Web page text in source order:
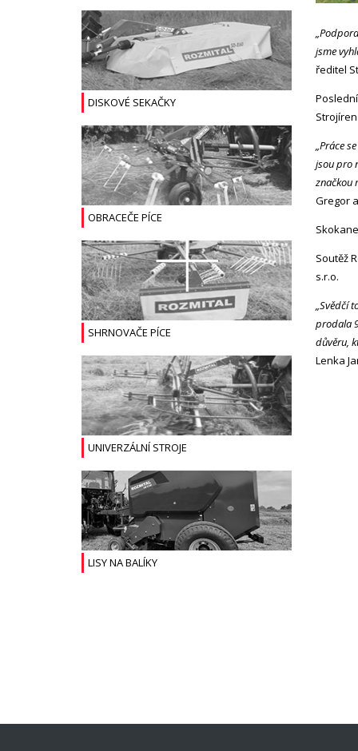
jsme
ředitel
„Práce
jsou pro
značkou
Gregor
Soutěž
s.r.o.
„Svědčí
prodala
důvěru,
Lenka
DISKOVÉ SEKAČKY
OBRACEČE PÍCE
SHRNOVAČE PÍCE
UNIVERZÁLNÍ STROJE
LISY NA BALÍKY